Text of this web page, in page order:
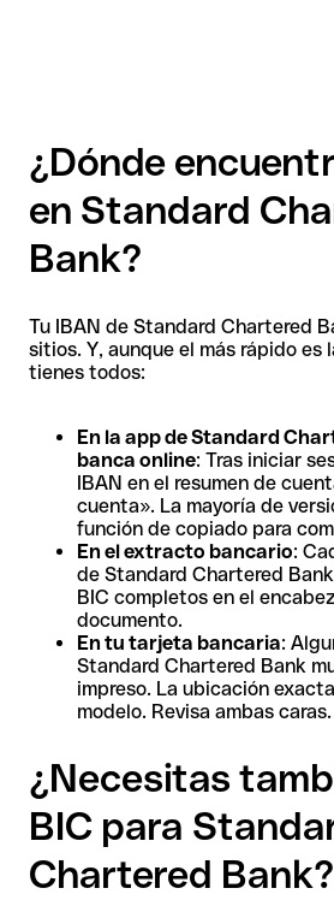
¿Dónde
en Standard
Bank?
Tu IBAN de Standard Chartered
sitios. Y, aunque el más rápido es
tienes todos:
En la app de Standard
banca online: Tras iniciar
IBAN en el resumen de
cuenta». La mayoría de
función de copiado para
En el extracto bancario:
de Standard Chartered
BIC completos en el
documento.
En tu tarjeta bancaria:
Standard Chartered Bank
impreso. La ubicación
modelo. Revisa ambas caras.
¿Necesitas
BIC para
Chartered Bank?